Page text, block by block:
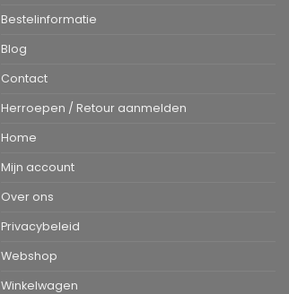
Bestelinformatie
Blog
Contact
Herroepen / Retour aanmelden
Home
Mijn account
Over ons
Privacybeleid
Webshop
Winkelwagen